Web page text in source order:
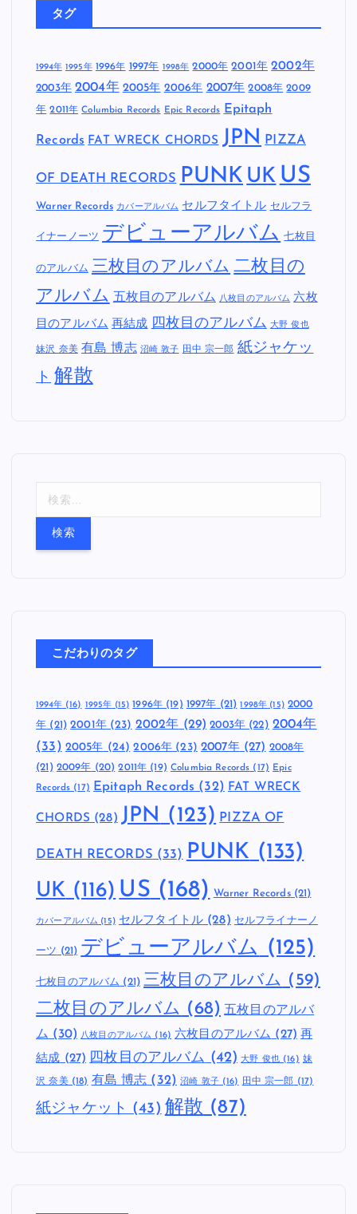
タグ
1994年 1995年 1996年 1997年 1998年 2000年 2001年 2002年
2003年 2004年 2005年 2006年 2007年 2008年 2009
年 2011年 Columbia Records Epic Records Epitaph
Records FAT WRECK CHORDS JPN PIZZA
OF DEATH RECORDS PUNK UK US
Warner Records カバーアルバム セルフタイトル セルフラ
イナーノーツ デビューアルバム 七枚目
のアルバム 三枚目のアルバム 二枚目の
アルバム 五枚目のアルバム 八枚目のアルバム 六枚
目のアルバム 再結成 四枚目のアルバム 大野 俊也
妹沢 奈美 有島 博志 沼崎 敦子 田中 宗一郎 紙ジャケッ
ト 解散
こだわりのタグ
1994年(16) 1995年 (15) 1996年(19) 1997年 (21) 1998年 (15) 2000
年 (21) 2001年(23) 2002年 (29) 2003年 (22) 2004年
(33) 2005年 (24) 2006年 (23) 2007年(27) 2008年
(21) 2009年 (20) 2011年 (19) Columbia Records (17) Epic
Records (17) Epitaph Records (32) FAT WRECK
CHORDS (28) JPN (123) PIZZA OF
DEATH RECORDS (33) PUNK (133)
UK (116) US (168) Warner Records(21)
カバーアルバム (15) セルフタイトル(28) セルフライナーノ
ーツ (21) デビューアルバム (125)
七枚目のアルバム (21) 三枚目のアルバム (59)
二枚目のアルバム (68) 五枚目のアルバ
ム (30) 八枚目のアルバム (16) 六枚目のアルバム (27) 再
結成 (27) 四枚目のアルバム (42) 大野 俊也(16) 妹
沢 奈美(18) 有島 博志 (32) 沼崎 敦子(16) 田中 宗一郎 (17)
紙ジャケット (43) 解散 (87)